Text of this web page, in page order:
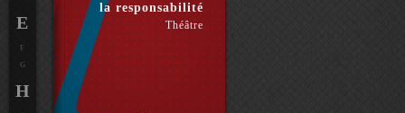
la responsabilité
Théâtre
E
F
G
H